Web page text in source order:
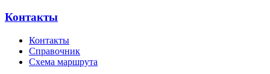
Контакты
Контакты
Справочник
Схема маршрута